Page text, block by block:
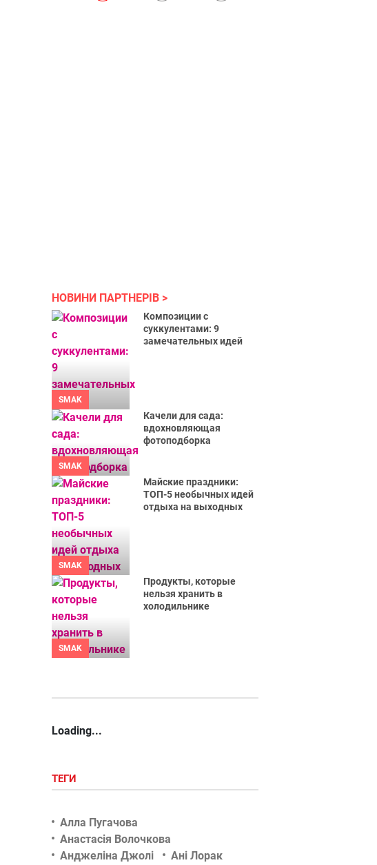
НОВИНИ ПАРТНЕРІВ
SMAK
Композиции с
суккулентами: 9
замечательных идей
SMAK
Качели для сада:
вдохновляющая
фотоподборка
SMAK
Майские праздники:
ТОП-5 необычных идей
отдыха на выходных
SMAK
Продукты, которые
нельзя хранить в
холодильнике
Loading...
ТЕГИ
Алла Пугачова
Анастасія Волочкова
Анджеліна Джолі
Ані Лорак